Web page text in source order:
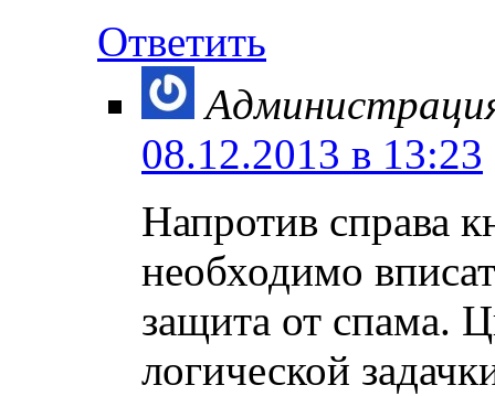
Ответить
08.12.2013 в 13:23
Напротив справа
необходимо
защита от спама.
логической